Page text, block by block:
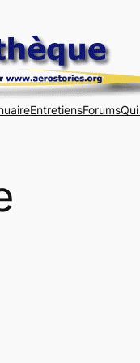
EntretiensForums